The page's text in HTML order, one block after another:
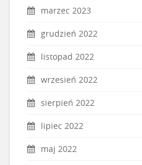
marzec 2023
grudzień 2022
listopad 2022
wrzesień 2022
sierpień 2022
lipiec 2022
maj 2022